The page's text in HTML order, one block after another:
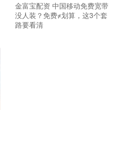
金富宝配资 中国移动免费宽带
没人装？免费≠划算，这3个套
路要看清